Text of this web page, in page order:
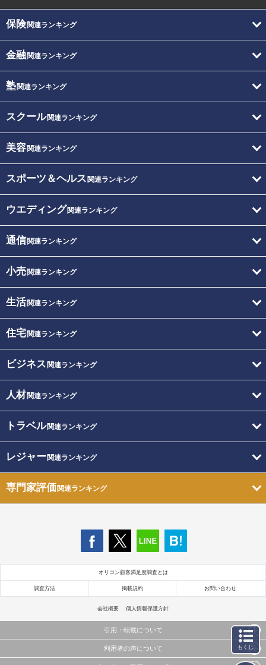
保険関連ランキング
金融関連ランキング
塾関連ランキング
スクール関連ランキング
美容関連ランキング
スポーツ＆ヘルス 関連ランキング
ウエディング関連ランキング
通信関連ランキング
小売関連ランキング
生活関連ランキング
住宅関連ランキング
ビジネス 関連ランキング
人材関連ランキング
トラベル関連ランキング
レジャー関連ランキング
専門家評価関連ランキング
オリコン顧客満足度調査とは
調査方法 掲載規約 お問い合わせ
会社概要 個人情報保護方針
引用・転載について
当サイトで公開されている情報（文字、写真、イラスト、画像データ等）及びこれらの配置・
利用者の声について もくじ